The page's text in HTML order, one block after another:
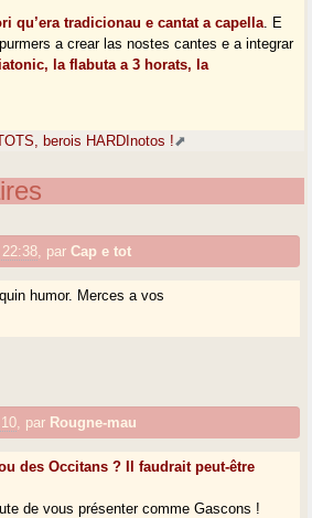
qu’era tradicionau e cantat a capella. E
a crear las nostes cantes e a integrar
la flabuta a 3 horats, la
berois HARDInotos !
22:38 parCap e tot
humor. Merces a vos
par Rougne-mau
des Occitans ? Il faudrait peut-être
de vous présenter comme Gascons !